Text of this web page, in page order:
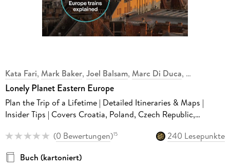
Kata Fari, Mark Baker, Joel Balsam, Marc Di Duca,
Lonely Planet Eastern Europe
Plan the Trip of a Lifetime | Detailed Itineraries & Maps |
Insider Tips | Covers Croatia, Poland, Czech Republic,
(0 Bewertungen)15
240 Lesepunkte
Buch (kartoniert)